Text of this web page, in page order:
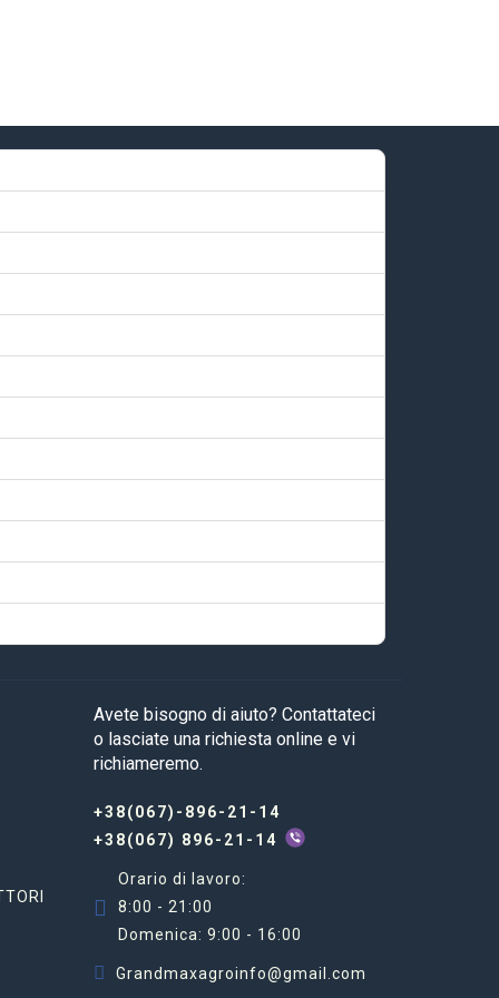
Avete bisogno di aiuto? Contattateci
o lasciate una richiesta online e vi
richiameremo.
+38(067)-896-21-14
+38(067) 896-21-14
Orario di lavoro:
8:00 - 21:00
Domenica: 9:00 - 16:00
Grandmaxagroinfo@gmail.com